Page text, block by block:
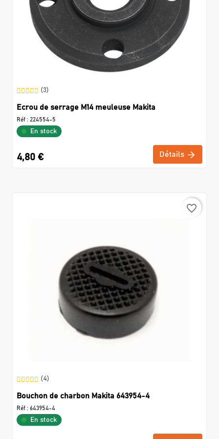
(3)
Ecrou de serrage M14 meuleuse Makita
Réf : 224554-5
En stock
4,80 € Détails
favorite_border
(4)
Bouchon de charbon Makita 643954-4
Réf : 643954-4
En stock